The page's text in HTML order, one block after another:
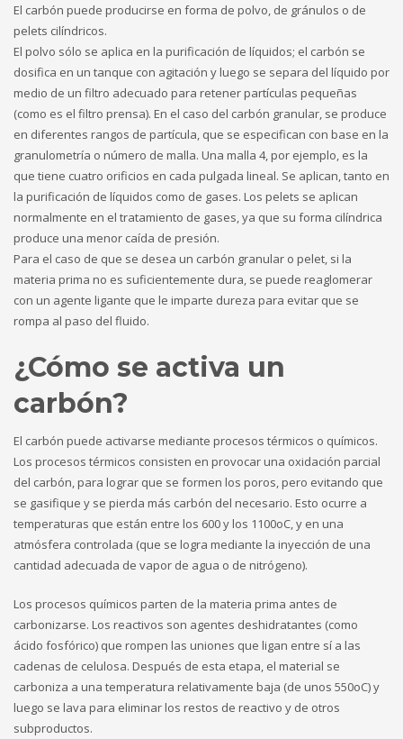
El carbón puede producirse en forma de polvo, de gránulos o de
pelets cilíndricos.
El polvo sólo se aplica en la purificación de líquidos; el carbón se
dosifica en un tanque con agitación y luego se separa del líquido por
medio de un filtro adecuado para retener partículas pequeñas
(como es el filtro prensa). En el caso del carbón granular, se produce
en diferentes rangos de partícula, que se especifican con base en la
granulometría o número de malla. Una malla 4, por ejemplo, es la
que tiene cuatro orificios en cada pulgada lineal. Se aplican, tanto en
la purificación de líquidos como de gases. Los pelets se aplican
normalmente en el tratamiento de gases, ya que su forma cilíndrica
produce una menor caída de presión.
Para el caso de que se desea un carbón granular o pelet, si la
materia prima no es suficientemente dura, se puede reaglomerar
con un agente ligante que le imparte dureza para evitar que se
rompa al paso del fluido.
¿Cómo se activa un
carbón?
El carbón puede activarse mediante procesos térmicos o químicos.
Los procesos térmicos consisten en provocar una oxidación parcial
del carbón, para lograr que se formen los poros, pero evitando que
se gasifique y se pierda más carbón del necesario. Esto ocurre a
temperaturas que están entre los 600 y los 1100oC, y en una
atmósfera controlada (que se logra mediante la inyección de una
cantidad adecuada de vapor de agua o de nitrógeno).
Los procesos químicos parten de la materia prima antes de
carbonizarse. Los reactivos son agentes deshidratantes (como
ácido fosfórico) que rompen las uniones que ligan entre sí a las
cadenas de celulosa. Después de esta etapa, el material se
carboniza a una temperatura relativamente baja (de unos 550oC) y
luego se lava para eliminar los restos de reactivo y de otros
subproductos.